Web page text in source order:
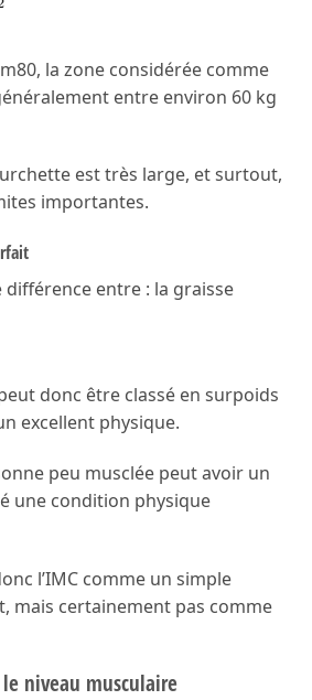
la zone considérée comme
entre environ 60 kg
est très large, et surtout,
importantes.
différence entre : la graisse
donc être classé en surpoids
excellent physique.
peu musclée peut avoir un
une condition physique
l’IMC comme un simple
mais certainement pas comme
niveau musculaire